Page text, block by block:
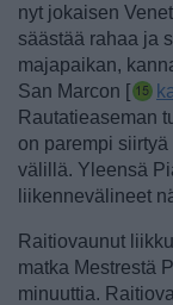
nyt jokaisen
säästää rahaa ja
majapaikan,
San Marcon [
Rautatieaseman
on parempi
välillä. Yleensä
liikennevälineet
Raitiovaunut
matka Mestrestä
minuuttia.